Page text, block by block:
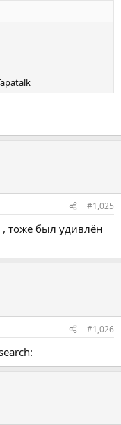
#1,025
тоже был удивлён
#1,026